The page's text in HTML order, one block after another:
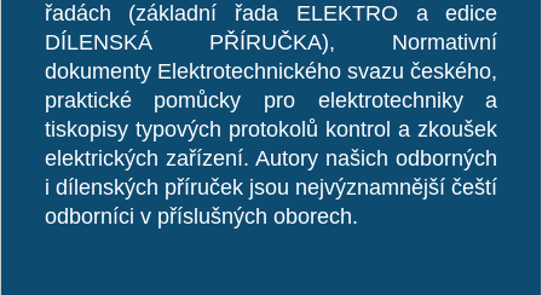
řadách (základní řada ELEKTRO a edice
DÍLENSKÁ PŘÍRUČKA), Normativní
dokumenty Elektrotechnického svazu českého,
praktické pomůcky pro elektrotechniky a
tiskopisy typových protokolů kontrol a zkoušek
elektrických zařízení. Autory našich odborných
i dílenských příruček jsou nejvýznamnější čeští
odborníci v příslušných oborech.